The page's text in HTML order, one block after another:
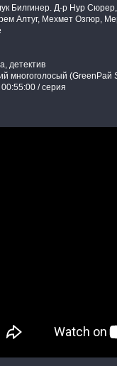
Билгинер. Д-р Нур
Алтуг, Мехмет Озгюр,
детектив
многоголосый (GreenРай
00:55:00 / серия